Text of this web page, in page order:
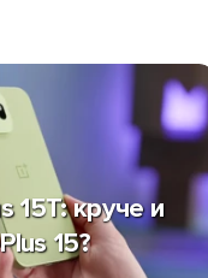
15T: круче и
15?